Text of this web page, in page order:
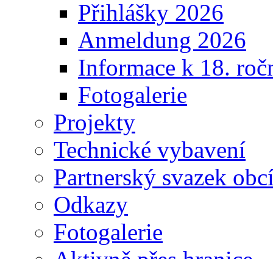
Přihlášky 2026
Anmeldung 2026
Informace k 18.
Fotogalerie
Projekty
Technické vybavení
Partnerský svazek
Odkazy
Fotogalerie